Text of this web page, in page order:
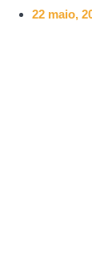
22 maio,